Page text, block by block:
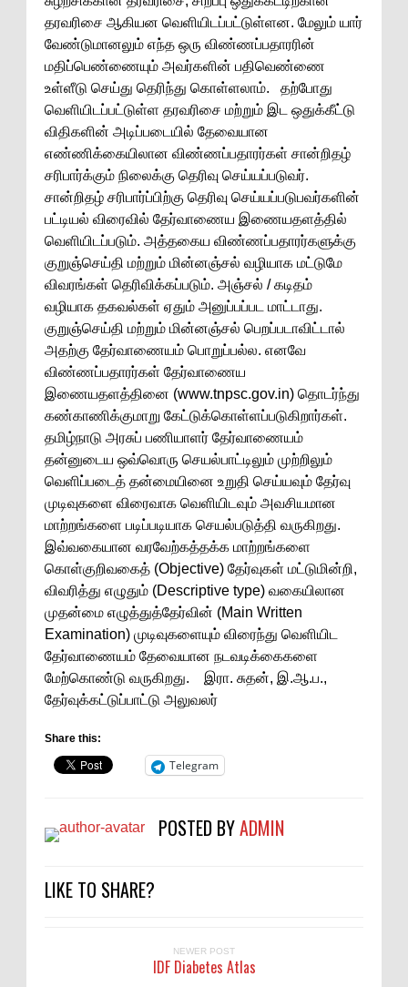
தரவரிசை ஆகியன வெளியிடப்பட்டுள்ளன. மேலும் யார்
வேண்டுமானலும் எந்த ஒரு விண்ணப்பதாரரின்
மதிப்பெண்ணையும் அவர்களின் பதிவெண்ணை
உள்ளீடு செய்து தெரிந்து கொள்ளலாம். தற்போது
வெளியிடப்பட்டுள்ள தரவரிசை மற்றும் இட ஒதுக்கீட்டு
விதிகளின் அடிப்படையில் தேவையான
எண்ணிக்கையிலான விண்ணப்பதாரர்கள் சான்றிதழ்
சரிபார்க்கும் நிலைக்கு தெரிவு செய்யப்படுவர்.
சான்றிதழ் சரிபார்ப்பிற்கு தெரிவு செய்யப்படுபவர்களின்
பட்டியல் விரைவில் தேர்வாணைய இணையதளத்தில்
வெளியிடப்படும். அத்தகைய விண்ணப்பதாரர்களுக்கு
குறுஞ்செய்தி மற்றும் மின்னஞ்சல் வழியாக மட்டுமே
விவரங்கள் தெரிவிக்கப்படும். அஞ்சல் / கடிதம்
வழியாக தகவல்கள் ஏதும் அனுப்பப்பட மாட்டாது.
குறுஞ்செய்தி மற்றும் மின்னஞ்சல் பெறப்படாவிட்டால்
அதற்கு தேர்வாணையம் பொறுப்பல்ல. எனவே
விண்ணப்பதாரர்கள் தேர்வாணைய
இணையதளத்தினை (www.tnpsc.gov.in) தொடர்ந்து
கண்காணிக்குமாறு கேட்டுக்கொள்ளப்படுகிறார்கள்.
தமிழ்நாடு அரசுப் பணியாளர் தேர்வாணையம்
தன்னுடைய ஒவ்வொரு செயல்பாட்டிலும் முற்றிலும்
வெளிப்படைத் தன்மையினை உறுதி செய்யவும் தேர்வு
முடிவுகளை விரைவாக வெளியிடவும் அவசியமான
மாற்றங்களை படிப்படியாக செயல்படுத்தி வருகிறது.
இவ்வகையான வரவேற்கத்தக்க மாற்றங்களை
கொள்குறிவகைத் (Objective) தேர்வுகள் மட்டுமின்றி,
விவரித்து எழுதும் (Descriptive type) வகையிலான
முதன்மை எழுத்துத்தேர்வின் (Main Written
Examination) முடிவுகளையும் விரைந்து வெளியிட
தேர்வாணையம் தேவையான நடவடிக்கைகளை
மேற்கொண்டு வருகிறது. இரா. சுதன், இ.ஆ.ப.,
தேர்வுக்கட்டுப்பாட்டு அலுவலர்
Share this:
Telegram
POSTED BYADMIN
LIKE TO SHARE?
NEWER POST
IDF Diabetes Atlas